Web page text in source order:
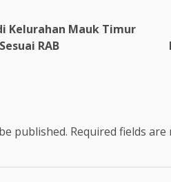
Kelurahan Mauk Timur
RAB
published. Required fields are